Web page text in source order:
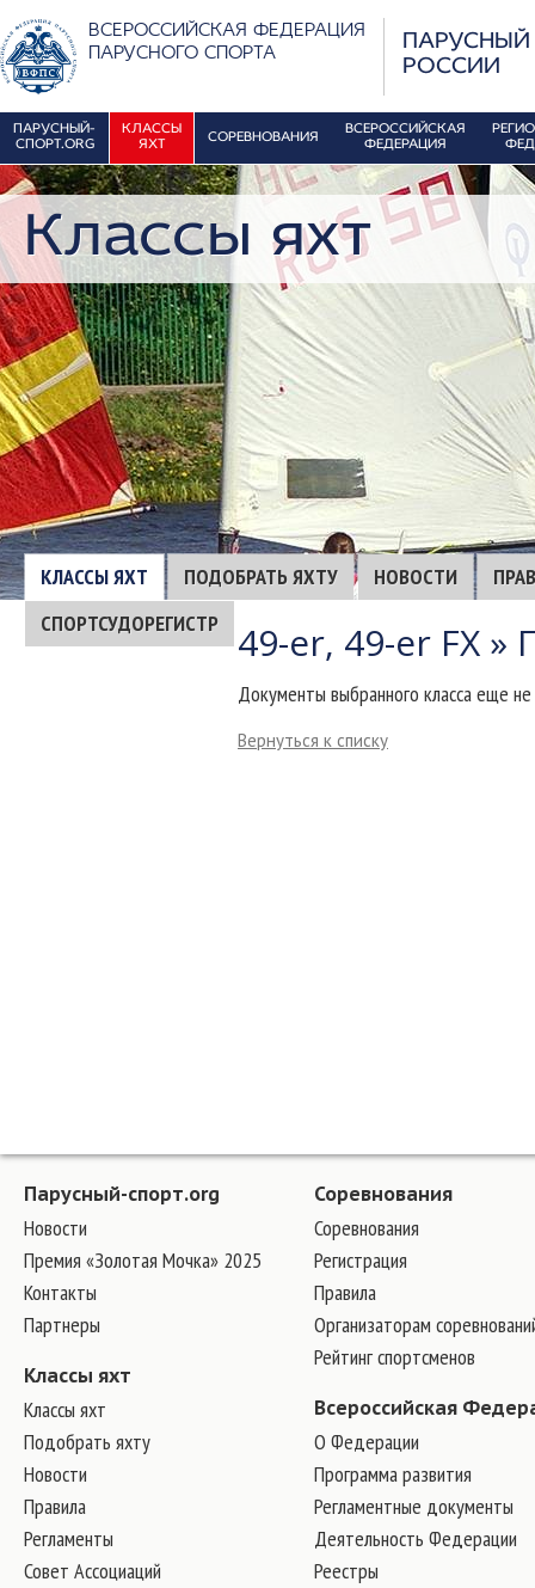
ВСЕРОССИЙСКАЯ ФЕДЕРАЦИЯ
ПАРУСНОГО СПОРТА
ПАРУСНЫЙ
РОССИИ
ПАРУСНЫЙ-
СПОРТ.ORG
КЛАССЫ
ЯХТ
СОРЕВНОВАНИЯ
ВСЕРОССИЙСКАЯ
ФЕДЕРАЦИЯ
Классы яхт
КЛАССЫ ЯХТ ПОДОБРАТЬ ЯХТУ НОВОСТИ
СПОРТСУДОРЕГИСТР
49-er, 49-er FX »
Документы выбранного класса еще
Вернуться к списку
Парусный-спорт.org
Новости
Премия «Золотая Мочка» 2025
Контакты
Партнеры
Классы яхт
Классы яхт
Подобрать яхту
Новости
Правила
Регламенты
Совет Ассоциаций
Соревнования
Соревнования
Регистрация
Правила
Организаторам
Рейтинг спортсменов
Всероссийская
О Федерации
Программа развития
Регламентные документы
Деятельность Федерации
Реестры